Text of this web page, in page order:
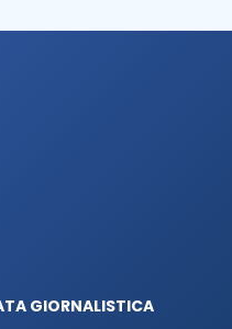
GIORNALISTICA